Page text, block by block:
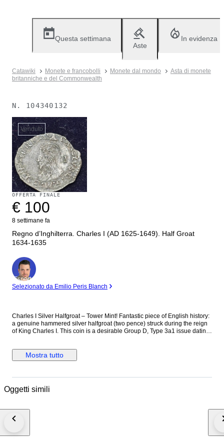
Questa settimana
Aste
In evidenza
Catawiki Monete e francobolli Monete dal mondo
Asta di monete
britanniche e del Commonwealth
N. 104340132
Venduto
OFFERTA FINALE
€ 100
8 settimane fa
Regno d’Inghilterra. Charles I (AD 1625-1649). Half Groat
1634-1635
Esperto
Selezionato da Emilio Peris Blanch
Charles I Silver Halfgroat – Tower Mint! Fantastic piece of English history:
a genuine hammered silver halfgroat (two pence) struck during the reign
of King Charles I. This coin is a desirable Group D, Type 3a1 issue dating
indicate the two-pence denomination. The reverse features an intricately
detailed oval garnished shield with the distinctive "bell" mintmark stamped
honest, slightly uneven hammered edge typical of 17th-century minting
pedigree, sourced directly from the "Cabinet of a Distinguished Lady in
Mostra tutto
Oggetti simili